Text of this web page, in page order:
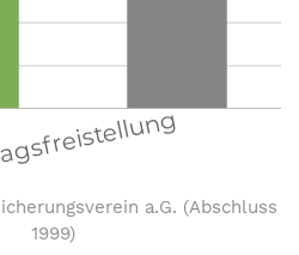
a.G. (Abschluss
1999)